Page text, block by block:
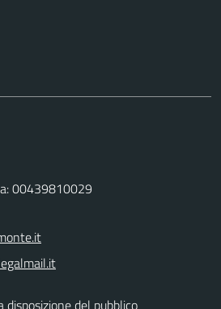
00439810029
disposizione del pubblico